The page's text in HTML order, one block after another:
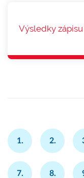
Výsledky
1. 2.
7. 8.